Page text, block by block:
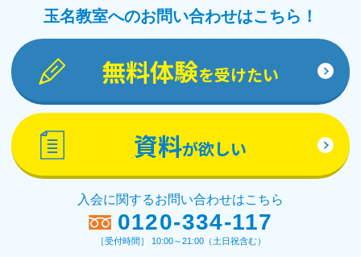
玉名教室へのお問い合わせはこちら！
無料体験を受けたい
資料が欲しい
入会に関するお問い合わせはこちら
0120-334-117
［受付時間］ 10:00～21:00（土日祝含む）